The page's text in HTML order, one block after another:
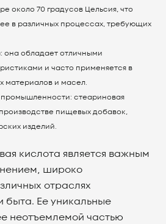
около 70 градусов Цельсия, что
ее в различных процессах, требующих
обладает отличными
и часто применяется в
материалов и масел.
стеариновая
пищевых добавок,
изделий.
кислота является важным
широко
отраслях
Ее уникальные
неотъемлемой частью